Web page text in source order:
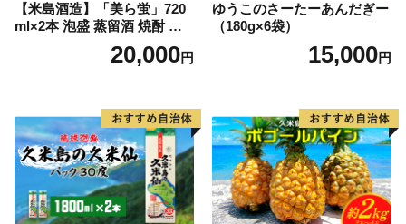
【米島酒造】「美ら蛍」720
ml×2本 泡盛 蒸留酒 焼酎 ア
ルコール 酒 酵母 発酵 米 黒
麹 米麹 もろみ 熟成 蒸留 ブ
20,000円
ゆうこのさーたーあんだぎー
（180g×6袋）
15,000円